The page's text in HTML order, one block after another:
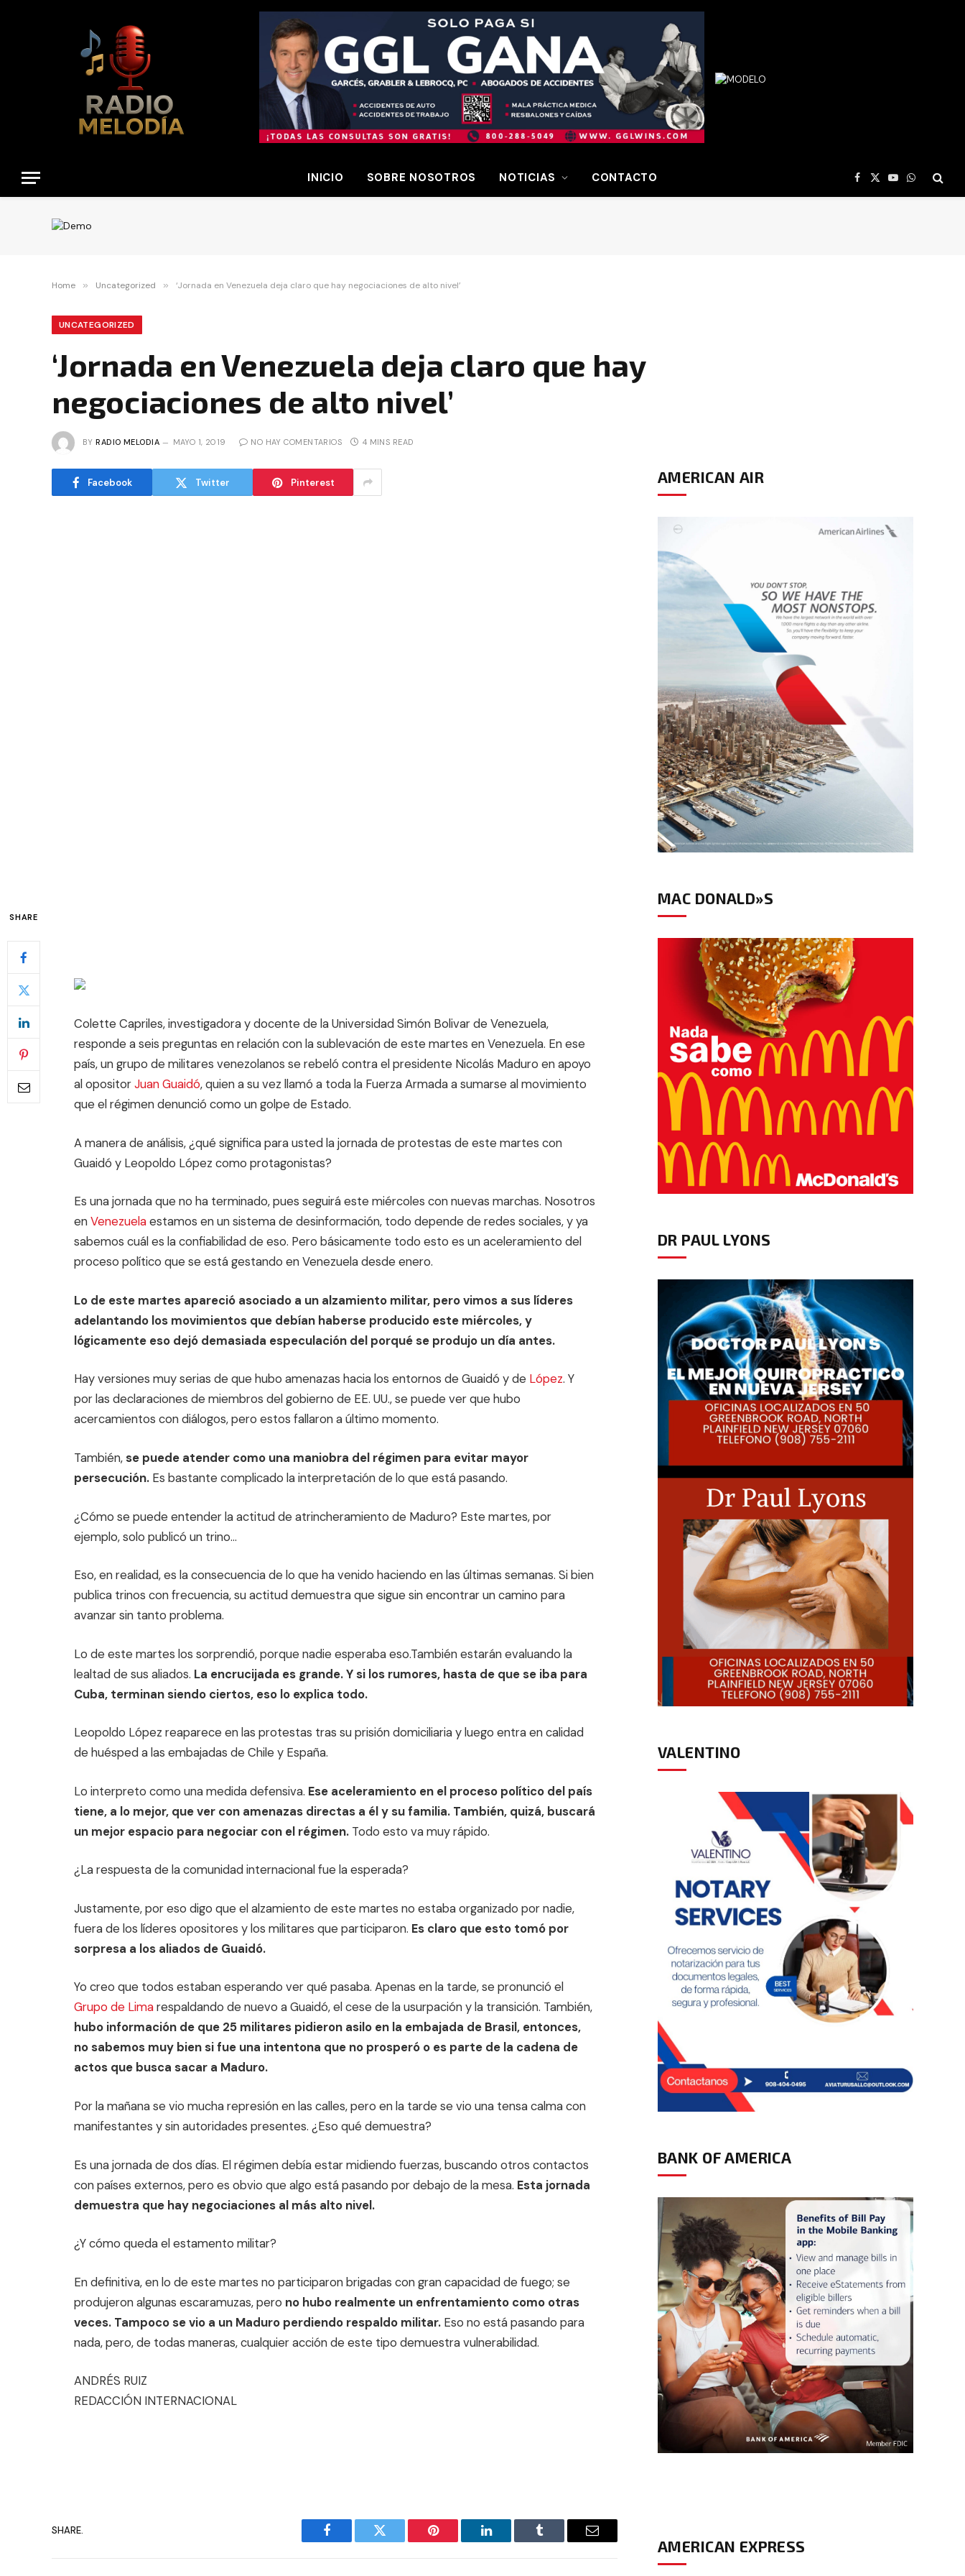
INICIO SOBRE NOSOTROS NOTICIAS CONTACTO Facebook
X
(Twitter)
YouTube
WhatsApp
Home » Uncategorized » ‘Jornada en Venezuela deja claro que hay negociaciones de alto nivel’
UNCATEGORIZED
‘Jornada en Venezuela deja claro que hay
negociaciones de alto nivel’
BY RADIO MELODIA MAYO 1, 2019 NO HAY COMENTARIOS 4 MINS READ
Facebook Twitter Pinterest
SHARE
Colette Capriles, investigadora y docente de la Universidad Simón Bolivar de Venezuela,
responde a seis preguntas en relación con la sublevación de este martes en Venezuela. En ese
país, un grupo de militares venezolanos se rebeló contra el presidente Nicolás Maduro en apoyo
al opositorJuan Guaidó, quien a su vez llamó a toda la Fuerza Armada a sumarse al movimiento
que el régimen denunció como un golpe de Estado.
A manera de análisis, ¿qué significa para usted la jornada de protestas de este martes con
Guaidó y Leopoldo López como protagonistas?
Es una jornada que no ha terminado, pues seguirá este miércoles con nuevas marchas. Nosotros
en Venezuelaestamos en un sistema de desinformación, todo depende de redes sociales, y ya
sabemos cuál es la confiabilidad de eso. Pero básicamente todo esto es un aceleramiento del
proceso político que se está gestando en Venezuela desde enero.
Lo de este martes apareció asociado a un alzamiento militar, pero vimos a sus líderes
adelantando los movimientos que debían haberse producido este miércoles, y
lógicamente eso dejó demasiada especulación del porqué se produjo un día antes.
Hay versiones muy serias de que hubo amenazas hacia los entornos de Guaidó y de López. Y
por las declaraciones de miembros del gobierno de EE. UU., se puede ver que hubo
acercamientos con diálogos, pero estos fallaron a último momento.
También,se puede atender como una maniobra del régimen para evitar mayor
persecución. Es bastante complicado la interpretación de lo que está pasando.
¿Cómo se puede entender la actitud de atrincheramiento de Maduro? Este martes, por
ejemplo, solo publicó un trino…
Eso, en realidad, es la consecuencia de lo que ha venido haciendo en las últimas semanas. Si bien
publica trinos con frecuencia, su actitud demuestra que sigue sin encontrar un camino para
avanzar sin tanto problema.
Lo de este martes los sorprendió, porque nadie esperaba eso.También estarán evaluando la
lealtad de sus aliados. La encrucijada es grande. Y si los rumores, hasta de que se iba para
Cuba, terminan siendo ciertos, eso lo explica todo.
Leopoldo López reaparece en las protestas tras su prisión domiciliaria y luego entra en calidad
de huésped a las embajadas de Chile y España.
Lo interpreto como una medida defensiva. Ese aceleramiento en el proceso político del país
tiene, a lo mejor, que ver con amenazas directas a él y su familia. También, quizá, buscará
un mejor espacio para negociar con el régimen. Todo esto va muy rápido.
¿La respuesta de la comunidad internacional fue la esperada?
​Justamente, por eso digo que el alzamiento de este martes no estaba organizado por nadie,
fuera de los líderes opositores y los militares que participaron. Es claro que esto tomó por
sorpresa a los aliados de Guaidó.
Yo creo que todos estaban esperando ver qué pasaba. Apenas en la tarde, se pronunció el
Grupo de Limarespaldando de nuevo a Guaidó, el cese de la usurpación y la transición. También,
hubo información de que 25 militares pidieron asilo en la embajada de Brasil, entonces,
no sabemos muy bien si fue una intentona que no prosperó o es parte de la cadena de
actos que busca sacar a Maduro.
Por la mañana se vio mucha represión en las calles, pero en la tarde se vio una tensa calma con
manifestantes y sin autoridades presentes. ¿Eso qué demuestra?
Es una jornada de dos días. El régimen debía estar midiendo fuerzas, buscando otros contactos
con países externos, pero es obvio que algo está pasando por debajo de la mesa. Esta jornada
demuestra que hay negociaciones al más alto nivel.
¿Y cómo queda el estamento militar?
En definitiva, en lo de este martes no participaron brigadas con gran capacidad de fuego; se
produjeron algunas escaramuzas, pero no hubo realmente un enfrentamiento como otras
veces. Tampoco se vio a un Maduro perdiendo respaldo militar. Eso no está pasando para
nada, pero, de todas maneras, cualquier acción de este tipo demuestra vulnerabilidad.
ANDRÉS RUIZ
REDACCIÓN INTERNACIONAL
SHARE.
Facebook Twitter Pinterest LinkedIn Tumblr Email
AMERICAN AIR
MAC DONALD»S
DR PAUL LYONS
VALENTINO
BANK OF AMERICA
AMERICAN EXPRESS